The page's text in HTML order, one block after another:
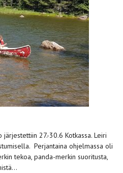
27.-30.6 Kotkassa. Leiri
Perjantaina ohjelmassa oli
tekoa, panda-merkin suoritusta,